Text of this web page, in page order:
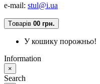
e-mail: stul@i.ua
Tоварів 00 грн.
У кошику порожньо!
Information
×
Search